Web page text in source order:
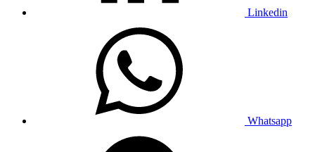
Linkedin
Whatsapp